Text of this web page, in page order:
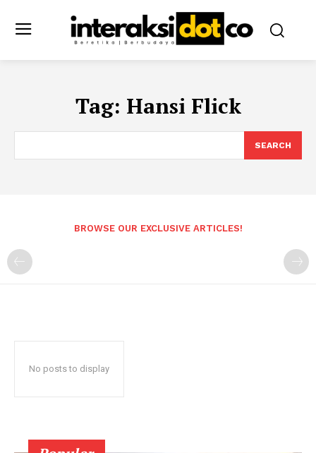
Tag: Hansi Flick
SEARCH
BROWSE OUR EXCLUSIVE ARTICLES!
No posts to display